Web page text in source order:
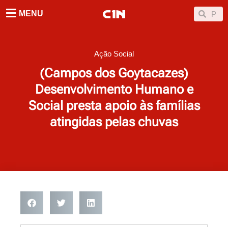
para
MENU Search
Ação Social
(Campos dos Goytacazes)
Desenvolvimento Humano e
Social presta apoio às famílias
atingidas pelas chuvas